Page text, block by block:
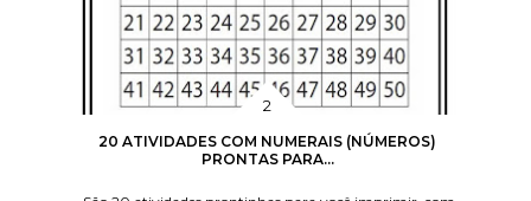
20 ATIVIDADES COM NUMERAIS (NÚMEROS)
PRONTAS PARA...